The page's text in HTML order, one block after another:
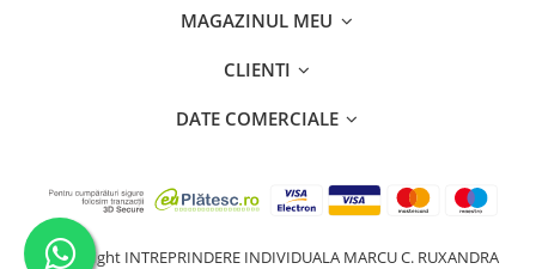
MAGAZINUL MEU
CLIENTI
DATE COMERCIALE
©Copyright INTREPRINDERE INDIVIDUALA MARCU C. RUXANDRA